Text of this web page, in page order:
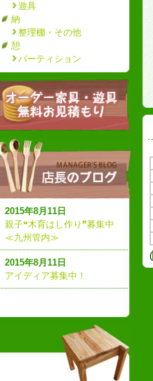
遊具
納
整理棚・その他
憩
パーティション
2015年8月11日
親子❝木育はし作り❞募集中
≪九州管内≫
2015年8月11日
アイディア募集中！
(